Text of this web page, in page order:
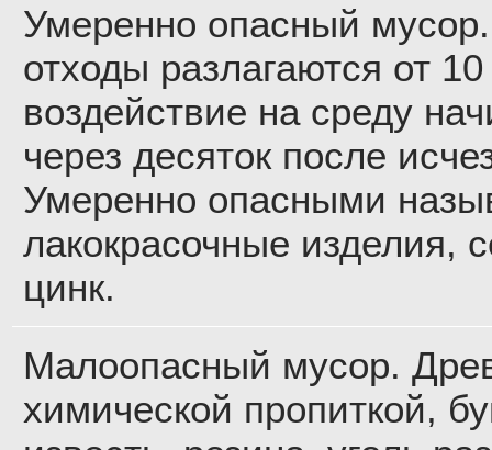
Умеренно опасный
отходы разлагаются от
воздействие на среду
через десяток после
Умеренно опасными
лакокрасочные изделия,
цинк.
Малоопасный мусор.
химической пропиткой,